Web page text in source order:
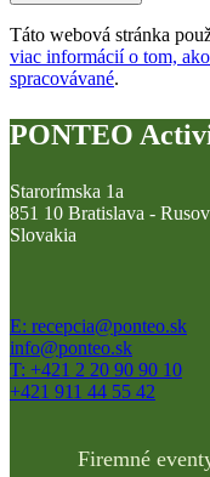
Táto webová stránka
viac informácií o tom,
spracovávané.
PONTEO
Starorímska 1a
851 10 Bratislava -
Slovakia
E: recepcia@ponteo.sk
info@ponteo.sk
T: +421 2 20 90 90 10
+421 911 44 55 42
Firemné